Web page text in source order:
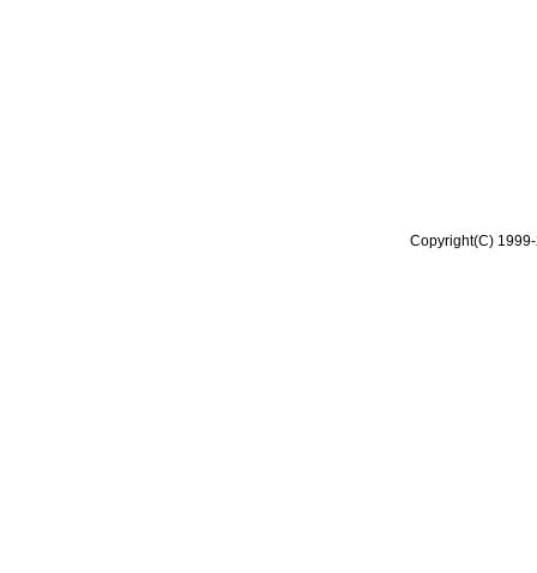
Copyright(C)